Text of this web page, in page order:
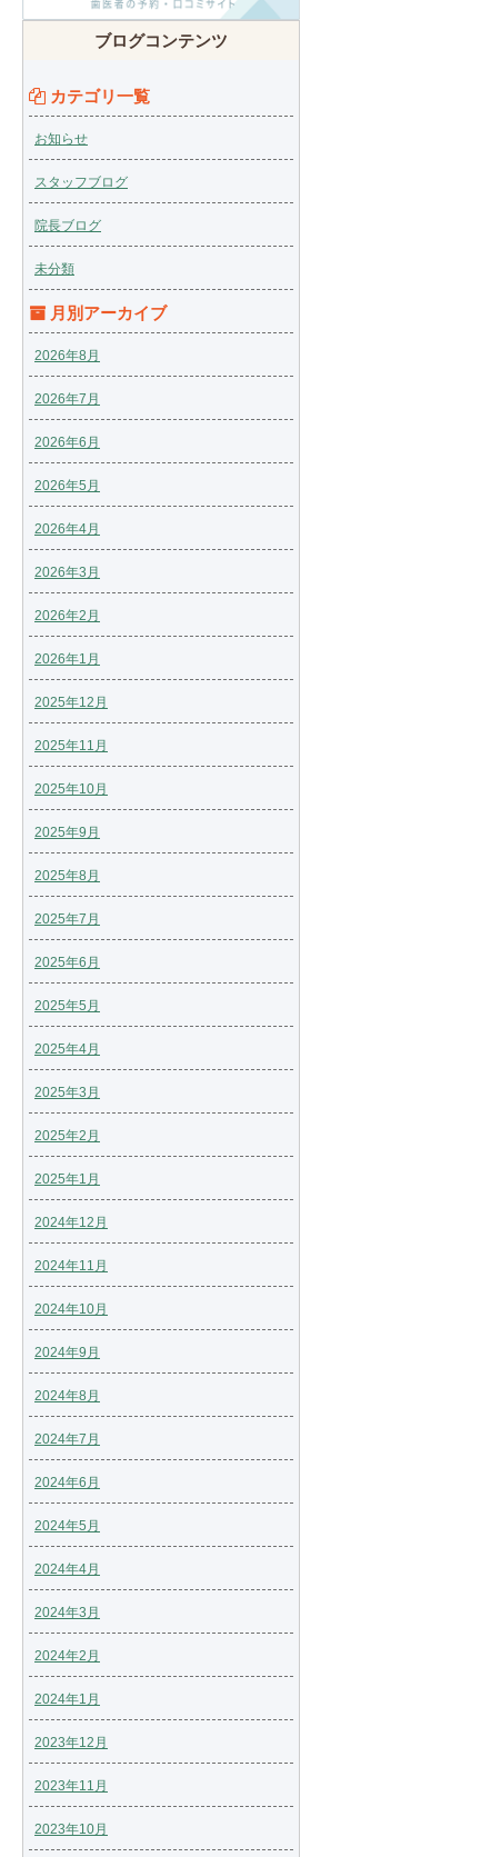
ブログコンテンツ
カテゴリ一覧
お知らせ
スタッフブログ
院長ブログ
未分類
月別アーカイブ
2026年8月
2026年7月
2026年6月
2026年5月
2026年4月
2026年3月
2026年2月
2026年1月
2025年12月
2025年11月
2025年10月
2025年9月
2025年8月
2025年7月
2025年6月
2025年5月
2025年4月
2025年3月
2025年2月
2025年1月
2024年12月
2024年11月
2024年10月
2024年9月
2024年8月
2024年7月
2024年6月
2024年5月
2024年4月
2024年3月
2024年2月
2024年1月
2023年12月
2023年11月
2023年10月